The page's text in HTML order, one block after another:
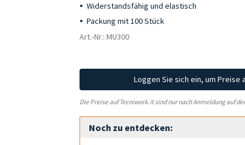
Widerstandsfähig und elastisch
Packung mit 100 Stück
Art.-Nr.: MU300
Loggen Sie sich ein, um Preise
Die Preise auf Tecniwork.it sind nur nach Anmeldung auf
Noch zu entdecken: